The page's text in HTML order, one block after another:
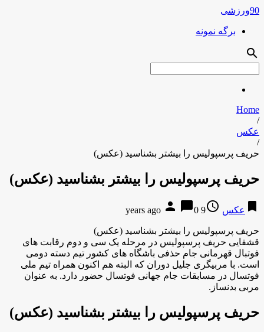
90ورزشی
برگه نمونه
search
Home
/
عکس
/
حریف پرسپولیس را بیشتر بشناسید (عکس)
حریف پرسپولیس را بیشتر بشناسید (عکس)
bookmark عکس access_time
9 years ago
person chat_bubble0
حریف پرسپولیس را بیشتر بشناسید (عکس)
قشقایی حریف پرسپولیس در مرحله یک سی و دوم رقابت های
فوتبال قهرمانی جام حذفی باشگاه های کشور تیم دسته دومی
است. با مربیگری جلیل دوران که البته هم اکنون همراه تیم ملی
فوتسال در مسابقات جام جهانی فوتسال حضور دارد. به عنوان
مربی بدنساز.
حریف پرسپولیس را بیشتر بشناسید (عکس)